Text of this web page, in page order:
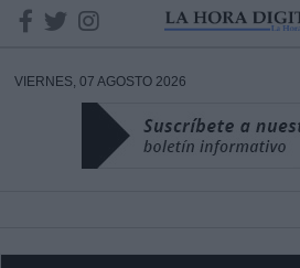
VIERNES, 07 AGOSTO 2026
DATOS
Responsable: